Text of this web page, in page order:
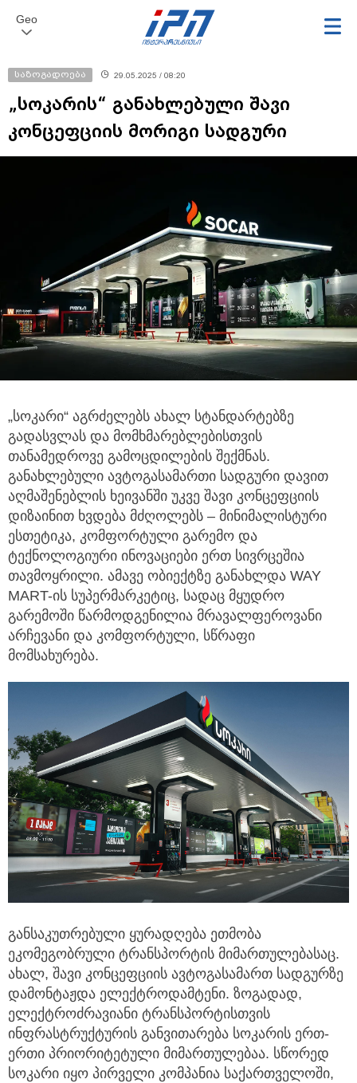
Geo
საზოგადოება 29.05.2025 / 08:20
„სოკარის“ განახლებული შავი
კონცეფციის მორიგი სადგური
„სოკარი“ აგრძელებს ახალ სტანდარტებზე
გადასვლას და მომხმარებლებისთვის
თანამედროვე გამოცდილების შექმნას.
განახლებული ავტოგასამართი სადგური დავით
აღმაშენებლის ხეივანში უკვე შავი კონცეფციის
დიზაინით ხვდება მძღოლებს – მინიმალისტური
ესთეტიკა, კომფორტული გარემო და
ტექნოლოგიური ინოვაციები ერთ სივრცეშია
თავმოყრილი. ამავე ობიექტზე განახლდა WAY
MART-ის სუპერმარკეტიც, სადაც მყუდრო
გარემოში წარმოდგენილია მრავალფეროვანი
არჩევანი და კომფორტული, სწრაფი
მომსახურება.
განსაკუთრებული ყურადღება ეთმობა
ეკომეგობრული ტრანსპორტის მიმართულებასაც.
ახალ, შავი კონცეფციის ავტოგასამართ სადგურზე
დამონტაჟდა ელექტროდამტენი. ზოგადად,
ელექტროძრავიანი ტრანსპორტისთვის
ინფრასტრუქტურის განვითარება სოკარის ერთ-
ერთი პრიორიტეტული მიმართულებაა. სწორედ
სოკარი იყო პირველი კომპანია საქართველოში,